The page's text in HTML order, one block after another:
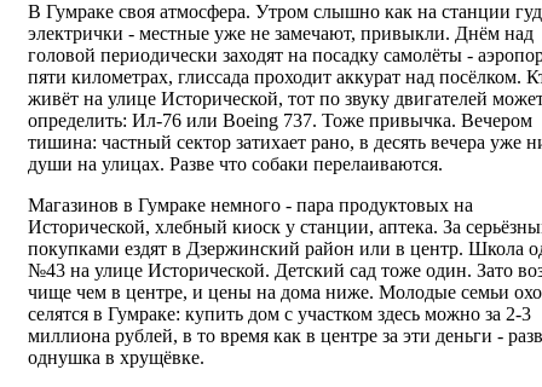
В Гумраке своя атмосфера. Утром слышно как на станции
электрички - местные уже не замечают, привыкли. Днём над
головой периодически заходят на посадку самолёты -
пяти километрах, глиссада проходит аккурат над посёлком.
живёт на улице Исторической, тот по звуку двигателей
определить: Ил-76 или Boeing 737. Тоже привычка. Вечером
тишина: частный сектор затихает рано, в десять вечера уже
души на улицах. Разве что собаки перелаиваются.
Магазинов в Гумраке немного - пара продуктовых на
Исторической, хлебный киоск у станции, аптека. За
покупками ездят в Дзержинский район или в центр. Школа
№43 на улице Исторической. Детский сад тоже один. Зато
чище чем в центре, и цены на дома ниже. Молодые семьи
селятся в Гумраке: купить дом с участком здесь можно за 2-3
миллиона рублей, в то время как в центре за эти деньги -
однушка в хрущёвке.